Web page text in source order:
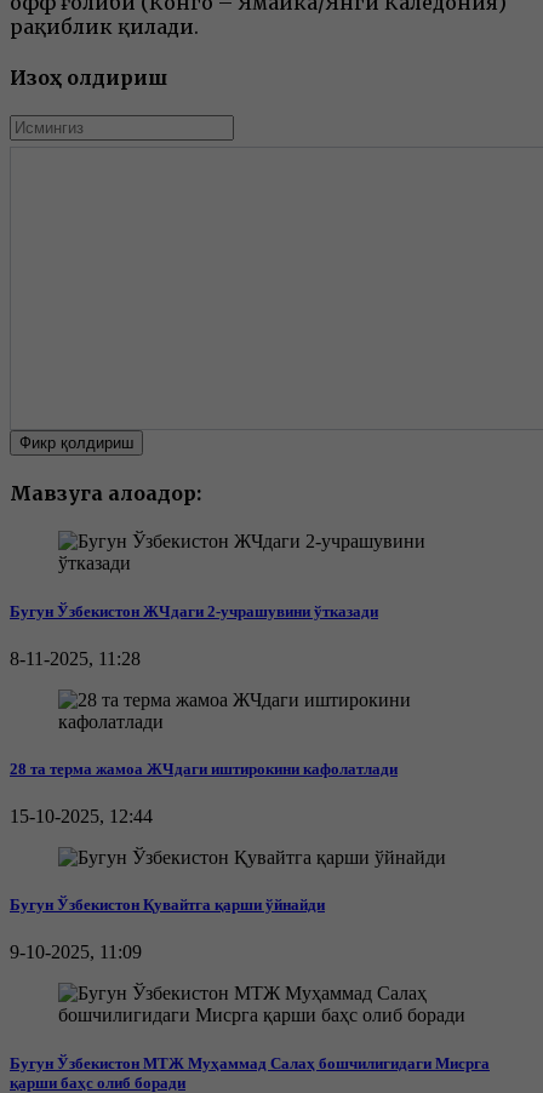
рақиблик қилади.
Изоҳ қолдириш
Фикр қолдириш
Мавзуга алоқадор:
Бугун Ўзбекистон ЖЧдаги 2-учрашувини ўтказади
8-11-2025, 11:28
28 та терма жамоа ЖЧдаги иштирокини кафолатлади
15-10-2025, 12:44
Бугун Ўзбекистон Қувайтга қарши ўйнайди
9-10-2025, 11:09
Бугун Ўзбекистон МТЖ Муҳаммад Салаҳ бошчилигидаги Мисрга
қарши баҳс олиб боради